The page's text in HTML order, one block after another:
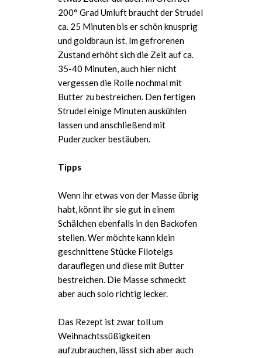
200° Grad Umluft braucht der Strudel
ca. 25 Minuten bis er schön knusprig
und goldbraun ist. Im gefrorenen
Zustand erhöht sich die Zeit auf ca.
35-40 Minuten, auch hier nicht
vergessen die Rolle nochmal mit
Butter zu bestreichen. Den fertigen
Strudel einige Minuten auskühlen
lassen und anschließend mit
Puderzucker bestäuben.
Tipps
Wenn ihr etwas von der Masse übrig
habt, könnt ihr sie gut in einem
Schälchen ebenfalls in den Backofen
stellen. Wer möchte kann klein
geschnittene Stücke Filoteigs
darauflegen und diese mit Butter
bestreichen. Die Masse schmeckt
aber auch solo richtig lecker.
Das Rezept ist zwar toll um
Weihnachtssüßigkeiten
aufzubrauchen, lässt sich aber auch